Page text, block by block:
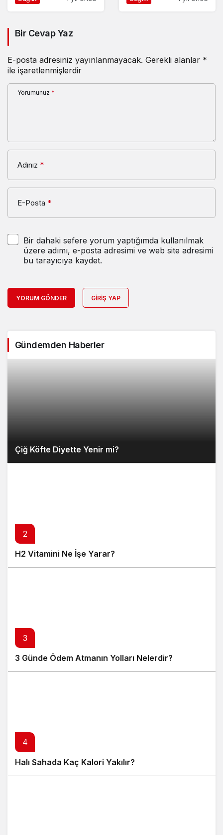
Bir Cevap Yaz
E-posta adresiniz yayınlanmayacak. Gerekli alanlar *
ile işaretlenmişlerdir
Yorumunuz *
Adınız *
E-Posta *
Bir dahaki sefere yorum yaptığımda kullanılmak
üzere adımı, e-posta adresimi ve web site adresimi
bu tarayıcıya kaydet.
YORUM GÖNDER GIRIŞ YAP
Gündemden Haberler
Çiğ Köfte Diyette Yenir mi?
2
H2 Vitamini Ne İşe Yarar?
3
3 Günde Ödem Atmanın Yolları Nelerdir?
4
Halı Sahada Kaç Kalori Yakılır?